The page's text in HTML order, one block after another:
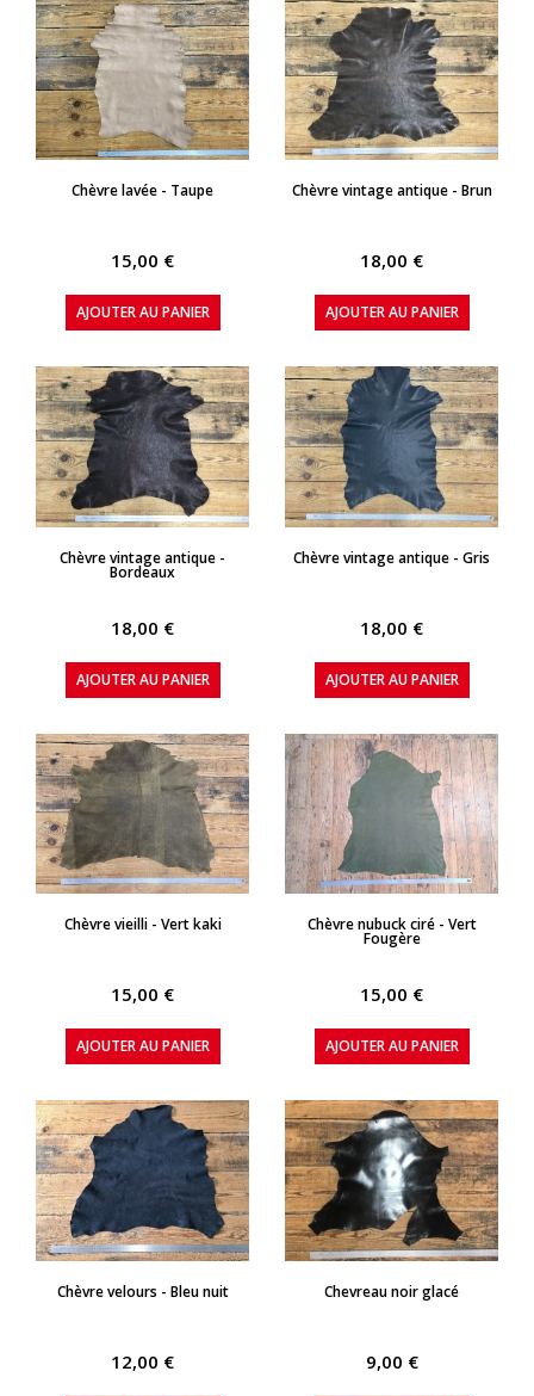
APERÇU RAPIDE
Chèvre lavée - Taupe
15,00 €
AJOUTER AU PANIER
APERÇU RAPIDE
Chèvre vintage antique - Brun
18,00 €
AJOUTER AU PANIER
APERÇU RAPIDE
Chèvre vintage antique -
Bordeaux
18,00 €
AJOUTER AU PANIER
APERÇU RAPIDE
Chèvre vintage antique - Gris
18,00 €
AJOUTER AU PANIER
APERÇU RAPIDE
Chèvre vieilli - Vert kaki
15,00 €
AJOUTER AU PANIER
APERÇU RAPIDE
Chèvre nubuck ciré - Vert
Fougère
15,00 €
AJOUTER AU PANIER
APERÇU RAPIDE
Chèvre velours - Bleu nuit
12,00 €
APERÇU RAPIDE
Chevreau noir glacé
9,00 €